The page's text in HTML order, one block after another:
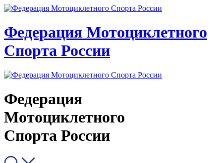
Федерация Мотоциклетного
Спорта России
Федерация
Мотоциклетного
Спорта России